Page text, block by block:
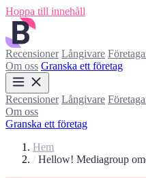
Hoppa till innehåll
Recensioner Långivare
Om oss Granska ett företag
Recensioner Långivare
Om oss
Granska ett företag
Hem
/ Hellow! Mediagroup